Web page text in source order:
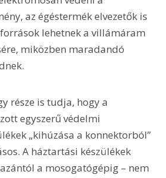
az égéstermék elvezetők is
lehetnek a villámáram
miközben maradandó
része is tudja, hogy a
egyszerű védelmi
„kihúzása a konnektorból”
A háztartási készülékek
a mosogatógépig – nem